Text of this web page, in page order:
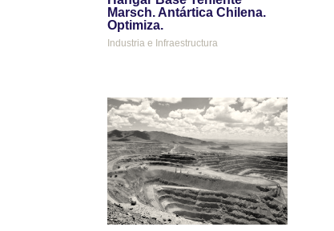
Marsch. Antártica Chilena.
Optimiza.
Industria e Infraestructura